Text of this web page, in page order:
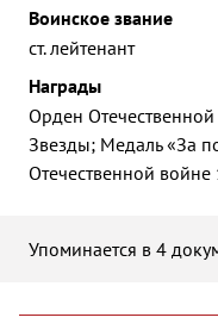
Воинское звание
ст. лейтенант
Награды
Орден
Звезды; Медаль «За
Отечественной войне
Упоминается в 4